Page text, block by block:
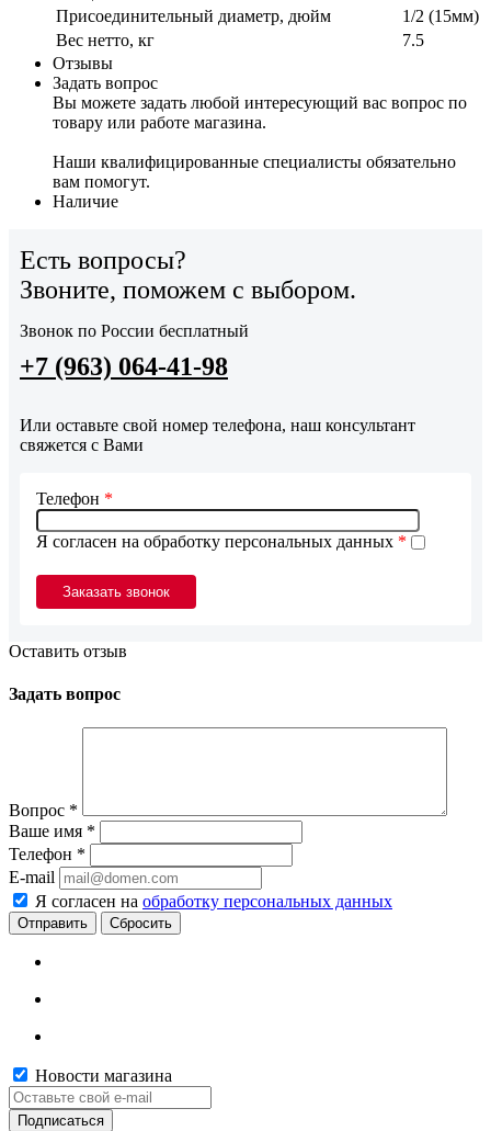
Присоединительный диаметр, дюйм
1/2 (15мм)
Вес нетто, кг
7.5
Отзывы
Задать вопрос
Вы можете задать любой интересующий вас вопрос по
товару или работе магазина.
Наши квалифицированные специалисты обязательно
вам помогут.
Наличие
Есть вопросы?
Звоните, поможем с выбором.
Звонок по России бесплатный
+7 (963) 064-41-98
Или оставьте свой номер телефона, наш консультант
свяжется с Вами
Я согласен на обработку персональных данных *
Телефон *
Оставить отзыв
Задать вопрос
Вопрос *
Ваше имя *
Телефон *
E-mail
Я согласен на обработку персональных данных
Сбросить
Новости магазина